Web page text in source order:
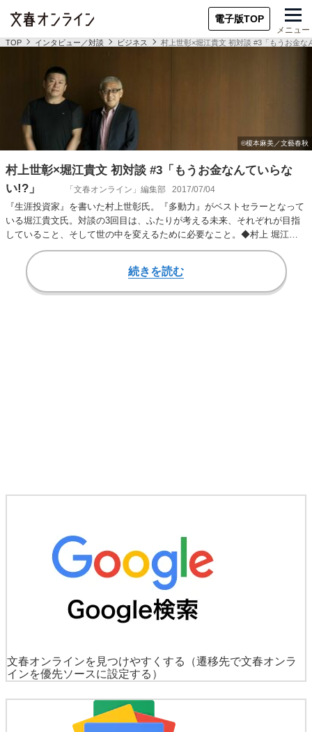
電子版TOP
メニュー
TOP インタビュー／対談 ビジネス 村上世彰×堀江貴文 初対談 #3「もうお金
村上世彰×堀江貴文 初対談 #3「もうお金なんていらな
い!?」
「文春オンライン」編集部 2017/07/04
『生涯投資家』を書いた村上世彰氏。『多動力』がベストセラーとなって
いる堀江貴文氏。対談の3回目は、ふたりが考える未来、それぞれが目指
していること、そして世の中を変えるために必要なこと。◆村上 堀江は
「もうお金なんてい…
続きを読む
文春オンラインを見つけやすくする
（遷移先で文春オンラ
インを優先ソースに設定する）